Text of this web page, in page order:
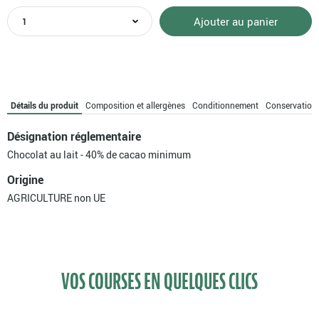
quantité
de
lait
pâtissier
bio
Ajouter au panier
Détails du produit Composition et allergènes Conditionnement Conservation
Désignation réglementaire
Chocolat au lait - 40% de cacao minimum
Origine
AGRICULTURE non UE
VOS COURSES EN QUELQUES CLICS